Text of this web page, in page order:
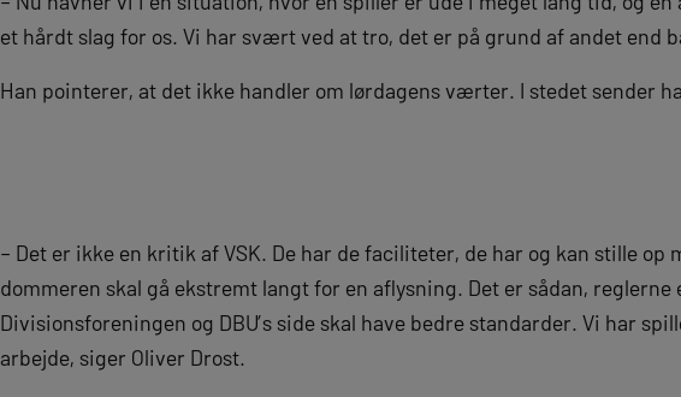
et hårdt slag for os. Vi har svært ved at tro, det er på grund af andet end
Han pointerer, at det ikke handler om lørdagens værter. I stedet sender
– Det er ikke en kritik af VSK. De har de faciliteter, de har og kan stille op
dommeren skal gå ekstremt langt for en aflysning. Det er sådan, reglerne
Divisionsforeningen og DBU’s side skal have bedre standarder. Vi har
arbejde, siger Oliver Drost.